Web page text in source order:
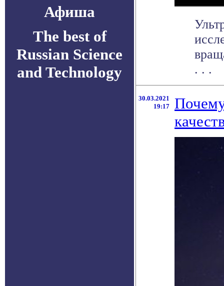
Афиша
The best of
Russian Science
and Technology
. . .
30.03.2021
19:17